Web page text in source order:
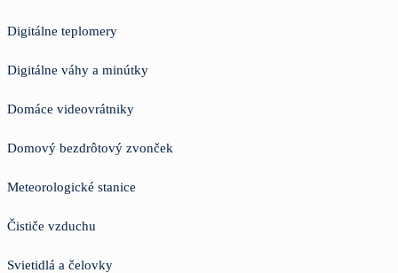
Digitálne teplomery
Digitálne váhy a minútky
Domáce videovrátniky
Domový bezdrôtový zvonček
Meteorologické stanice
Čističe vzduchu
Svietidlá a čelovky